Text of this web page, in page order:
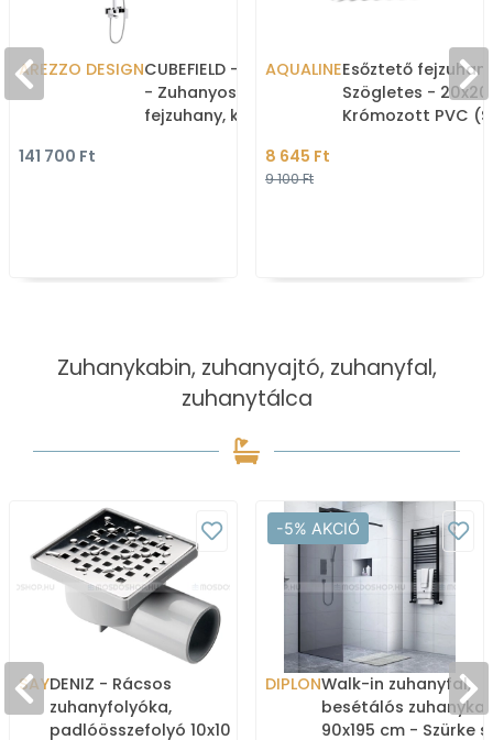
AREZZO DESIGNCUBEFIELD - Zuhanyszett
- Zuhanyoszlop,
fejzuhany, kézizuhany,
141 700 Ft
AQUALINEEsőztető
Szögletes -
Krómozott PVC
8 645 Ft
9 100 Ft
Zuhanykabin, zuhanyajtó, zuhanyfal,
zuhanytálca
SAYDENIZ - Rácsos
zuhanyfolyóka,
padlóösszefolyó 10x10
-5% AKCIÓ
DIPLONWalk-in zuhanyfal,
besétálós
90x195 cm - Szürke